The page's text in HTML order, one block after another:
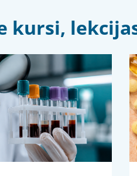
kursi,